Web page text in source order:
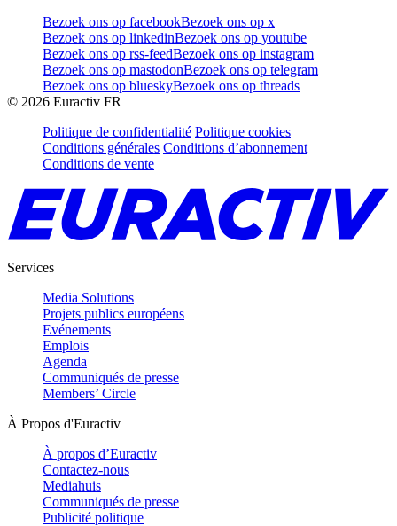
Bezoek ons op facebookBezoek ons op x
Bezoek ons op linkedinBezoek ons op youtube
Bezoek ons op rss-feedBezoek ons op instagram
Bezoek ons op mastodonBezoek ons op telegram
Bezoek ons op blueskyBezoek ons op threads
© 2026 Euractiv FR
Politique de confidentialité Politique cookies
Conditions générales Conditions d’abonnement
Conditions de vente
Services
Media Solutions
Projets publics européens
Evénements
Emplois
Agenda
Communiqués de presse
Members’ Circle
À Propos d'Euractiv
À propos d’Euractiv
Contactez-nous
Mediahuis
Communiqués de presse
Publicité politique